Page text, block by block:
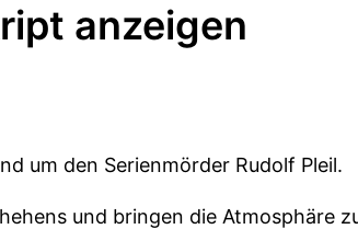
anzeigen
um den Serienmörder Rudolf Pleil.
und bringen die Atmosphäre